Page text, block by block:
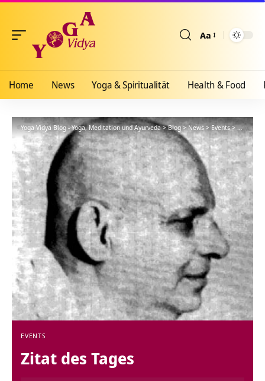
Aa
Home News Yoga & Spiritualität Health & Food
Yoga Vidya Blog - Yoga, Meditation und Ayurveda>Blog>News>Events>Zitat des
EVENTS
Zitat des Tages